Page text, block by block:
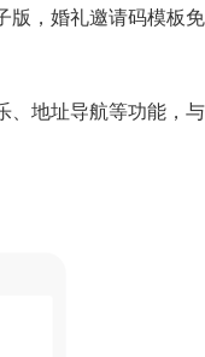
版，婚礼邀请码模板
、地址导航等功能，